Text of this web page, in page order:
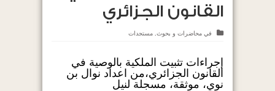
القانون الجزائري
في محاضرات و بحوث, مستجدات
إجراءات تثبيت الملكية بالوصية في
القانون الجزائري،من اعداد نوال بن
نوي، موثقة، مسجلة لنيل